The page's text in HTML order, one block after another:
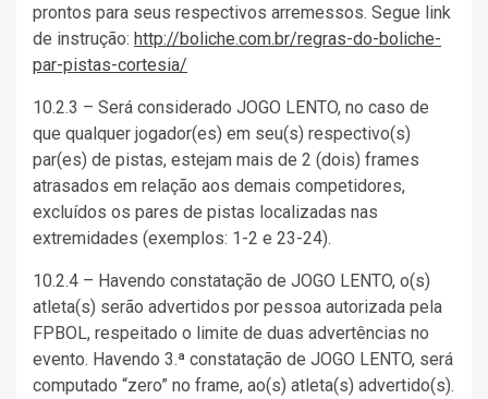
prontos para seus respectivos arremessos. Segue link
de instrução: http://boliche.com.br/regras-do-boliche-
par-pistas-cortesia/
10.2.3 – Será considerado JOGO LENTO, no caso de
que qualquer jogador(es) em seu(s) respectivo(s)
par(es) de pistas, estejam mais de 2 (dois) frames
atrasados em relação aos demais competidores,
excluídos os pares de pistas localizadas nas
extremidades (exemplos: 1-2 e 23-24).
10.2.4 – Havendo constatação de JOGO LENTO, o(s)
atleta(s) serão advertidos por pessoa autorizada pela
FPBOL, respeitado o limite de duas advertências no
evento. Havendo 3.ª constatação de JOGO LENTO, será
computado “zero” no frame, ao(s) atleta(s) advertido(s).